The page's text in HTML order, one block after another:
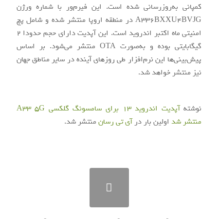
کمپانی به‌روزرسانی شده است. این فیرم‌ور با شماره ورژن
A336BXXU4BVJG در منطقه اروپا منتشر شده و شامل پچ
امنیتی ماه اکتبر اندروید است. این آپدیت دارای حجم حدودا 2
گیگابایتی بوده و به‌صورت OTA منتشر می‌شود. بر اساس
پیش‌بینی‌ها این نرم‌افزار طی روزهای آینده در سایر مناطق جهان
نیز منتشر خواهد شد.
نوشته
آپدیت اندروید 13 برای سامسونگ گلکسی A33 5G
منتشر شداولین بار درآی‌ تی‌ رسانمنتشر شد.